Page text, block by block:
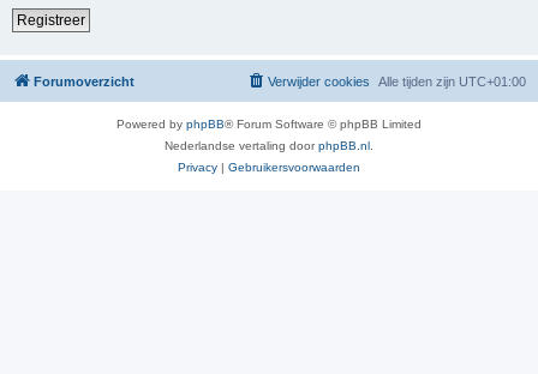
Registreer
Forumoverzicht Alle tijden zijn UTC+01:00
Verwijder cookies
Powered by phpBB® Forum Software © phpBB Limited
Nederlandse vertaling doorphpBB.nl.
Privacy | Gebruikersvoorwaarden